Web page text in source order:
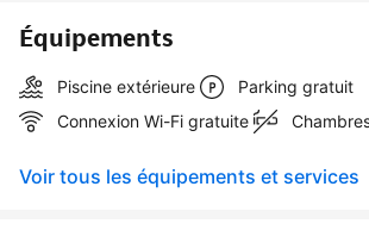
Équipements
Piscine extérieure
Parking gratuit
Connexion Wi-Fi gratuite
Voir tous les équipements et services